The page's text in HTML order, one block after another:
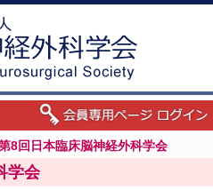
8回日本臨床脳神経外科学会
学会